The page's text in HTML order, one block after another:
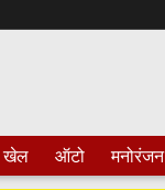
खेल ऑटो मनोरंजन